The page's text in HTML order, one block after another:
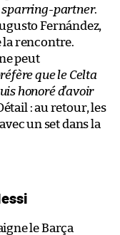
sparring-partner.
Fernández,
la rencontre.
peut
que le Celta
honoré d’avoir
: au retour, les
un set dans la
le Barça